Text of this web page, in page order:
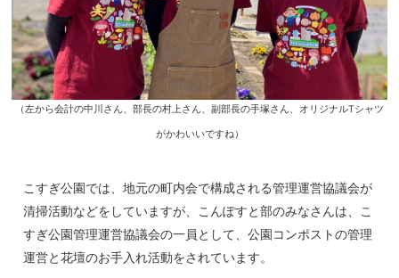
（左から会計の中川さん、部長の村上さん、副部長の手塚さん、オリジナルTシャツ
がかわいいですね）
こすぎ公園では、地元の町内会で構成される管理運営協議会が
清掃活動などをしていますが、こんぽすと部のみなさんは、こ
すぎ公園管理運営協議会の一員として、公園コンポストの管理
運営と花壇のお手入れ活動をされています。